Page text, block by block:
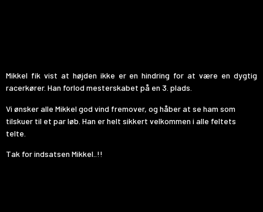
Mikkel fik vist at højden ikke er en hindring for at være en dygtig
racerkører. Han forlod mesterskabet på en 3. plads.
Vi ønsker alle Mikkel god vind fremover, og håber at se ham som
tilskuer til et par løb. Han er helt sikkert velkommen i alle feltets
telte.
Tak for indsatsen Mikkel..!!